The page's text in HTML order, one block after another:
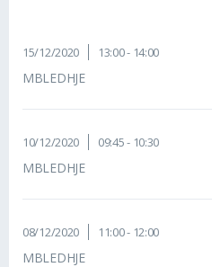
15/12/2020 13:00 - 14:00
MBLEDHJE
10/12/2020 09:45 - 10:30
MBLEDHJE
08/12/2020 11:00 - 12:00
MBLEDHJE